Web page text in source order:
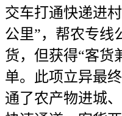
交车打通快递进
公里”，帮农专线
货，但获得“客货
单。此项立异最
通了农产物进城